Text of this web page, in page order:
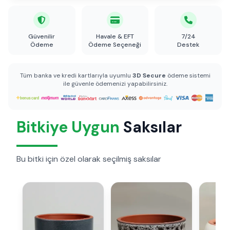
Güvenilir
Ödeme
Havale & EFT
Ödeme Seçeneği
7/24
Destek
Tüm banka ve kredi kartlarıyla uyumlu 3D Secure ödeme sistemi
ile güvenle ödemenizi yapabilirsiniz.
Bitkiye Uygun Saksılar
Bu bitki için özel olarak seçilmiş saksılar